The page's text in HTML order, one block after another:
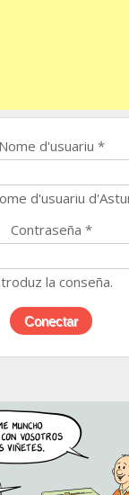
Nome d'usuariu *
d'usuariu
Contraseña *
la conseña.